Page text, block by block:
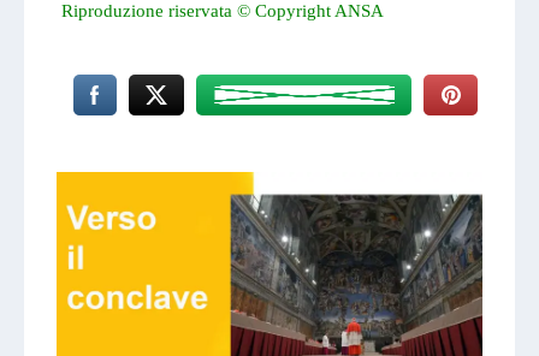
Riproduzione riservata © Copyright ANSA